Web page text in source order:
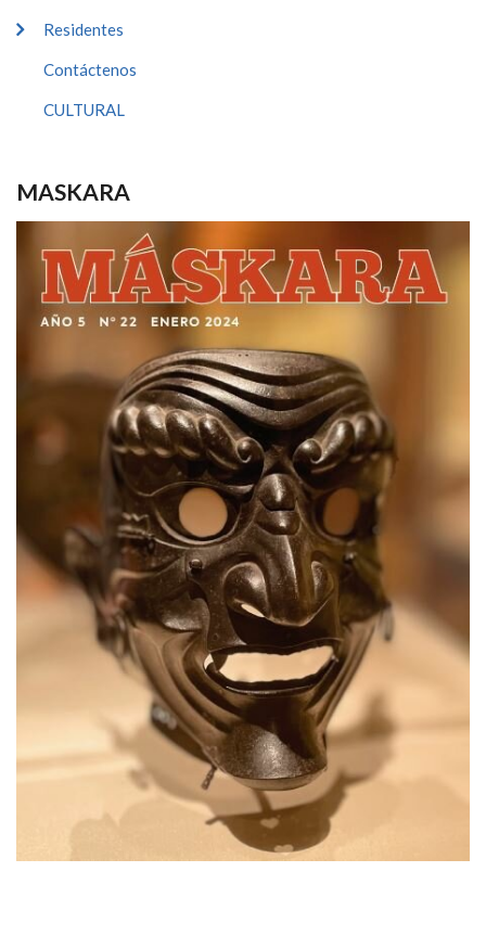
Residentes
Contáctenos
CULTURAL
MASKARA